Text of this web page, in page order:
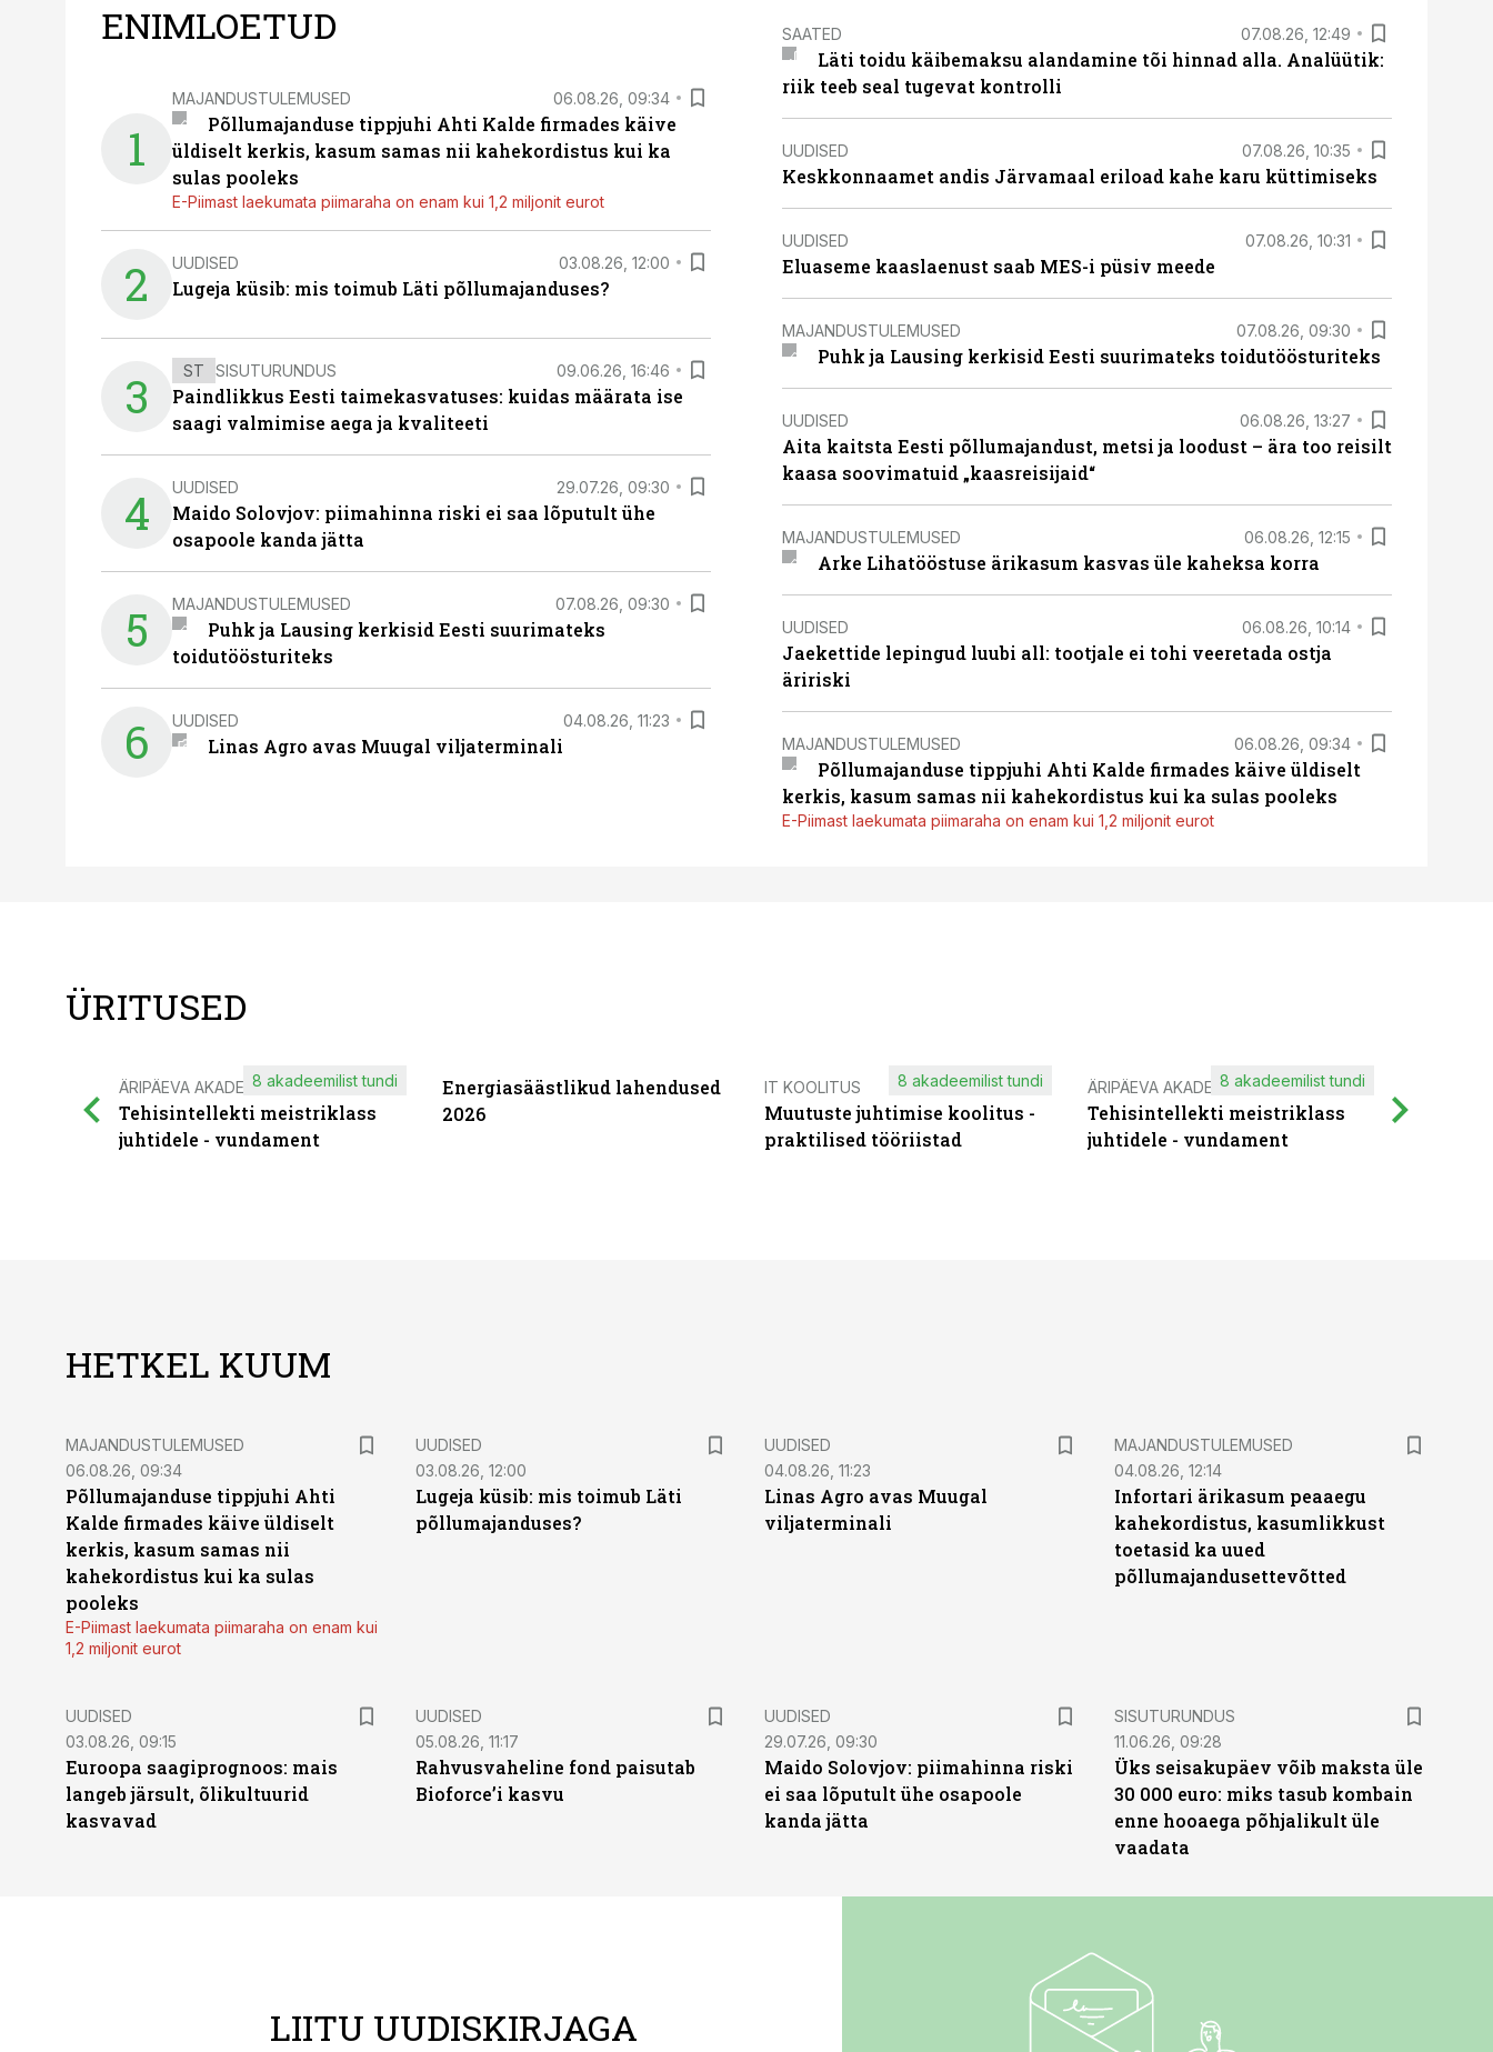
ENIMLOETUD
1
MAJANDUSTULEMUSED 06.08.26, 09:34
Põllumajanduse tippjuhi Ahti Kalde firmades käive
üldiselt kerkis, kasum samas nii kahekordistus kui ka
sulas pooleks
E-Piimast laekumata piimaraha on enam kui 1,2 miljonit eurot
2 UUDISED 03.08.26, 12:00
Lugeja küsib: mis toimub Läti põllumajanduses?
3 ST SISUTURUNDUS 09.06.26, 16:46
Paindlikkus Eesti taimekasvatuses: kuidas määrata ise
saagi valmimise aega ja kvaliteeti
4 UUDISED 29.07.26, 09:30
Maido Solovjov: piimahinna riski ei saa lõputult ühe
osapoole kanda jätta
5 MAJANDUSTULEMUSED 07.08.26, 09:30
Puhk ja Lausing kerkisid Eesti suurimateks
toidutöösturiteks
6 UUDISED 04.08.26, 11:23
Linas Agro avas Muugal viljaterminali
SAATED 07.08.26, 12:49
Läti toidu käibemaksu alandamine tõi hinnad alla. Analüütik:
riik teeb seal tugevat kontrolli
UUDISED 07.08.26, 10:35
Keskkonnaamet andis Järvamaal eriload kahe karu küttimiseks
UUDISED 07.08.26, 10:31
Eluaseme kaaslaenust saab MES-i püsiv meede
MAJANDUSTULEMUSED 07.08.26, 09:30
Puhk ja Lausing kerkisid Eesti suurimateks toidutöösturiteks
UUDISED 06.08.26, 13:27
Aita kaitsta Eesti põllumajandust, metsi ja loodust – ära too reisilt
kaasa soovimatuid „kaasreisijaid“
MAJANDUSTULEMUSED 06.08.26, 12:15
Arke Lihatööstuse ärikasum kasvas üle kaheksa korra
UUDISED 06.08.26, 10:14
Jaekettide lepingud luubi all: tootjale ei tohi veeretada ostja
äririski
MAJANDUSTULEMUSED 06.08.26, 09:34
Põllumajanduse tippjuhi Ahti Kalde firmades käive üldiselt
kerkis, kasum samas nii kahekordistus kui ka sulas pooleks
E-Piimast laekumata piimaraha on enam kui 1,2 miljonit eurot
ÜRITUSED
ÄRIPÄEVA AKADEEMIA
Tehisintellekti meistriklass
juhtidele - vundament
8 akadeemilist tundi
Energiasäästlikud lahendused
2026
IT KOOLITUS
Muutuste juhtimise koolitus -
praktilised tööriistad
8 akadeemilist tundi ÄRIPÄEVA AKADEEMIA
Tehisintellekti meistriklass
juhtidele - vundament
8 akadeemilist tundi
HETKEL KUUM
MAJANDUSTULEMUSED
06.08.26, 09:34
Põllumajanduse tippjuhi Ahti
Kalde firmades käive üldiselt
kerkis, kasum samas nii
kahekordistus kui ka sulas
pooleks
E-Piimast laekumata piimaraha on enam kui
1,2 miljonit eurot
UUDISED
03.08.26, 12:00
Lugeja küsib: mis toimub Läti
põllumajanduses?
UUDISED
04.08.26, 11:23
Linas Agro avas Muugal
viljaterminali
MAJANDUSTULEMUSED
04.08.26, 12:14
Infortari ärikasum peaaegu
kahekordistus, kasumlikkust
toetasid ka uued
põllumajandusettevõtted
UUDISED
03.08.26, 09:15
Euroopa saagiprognoos: mais
langeb järsult, õlikultuurid
kasvavad
UUDISED
05.08.26, 11:17
Rahvusvaheline fond paisutab
Bioforce’i kasvu
UUDISED
29.07.26, 09:30
Maido Solovjov: piimahinna riski
ei saa lõputult ühe osapoole
kanda jätta
ST
SISUTURUNDUS
11.06.26, 09:28
Üks seisakupäev võib maksta üle
30 000 euro: miks tasub kombain
enne hooaega põhjalikult üle
vaadata
LIITU UUDISKIRJAGA